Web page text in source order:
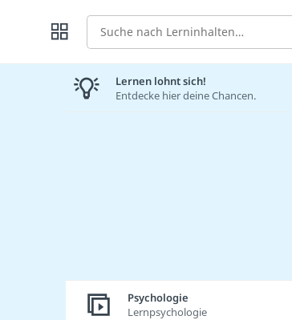
Suche
Lernen lohnt sich!
Entdecke hier deine Chancen.
Psychologie
Lernpsychologie